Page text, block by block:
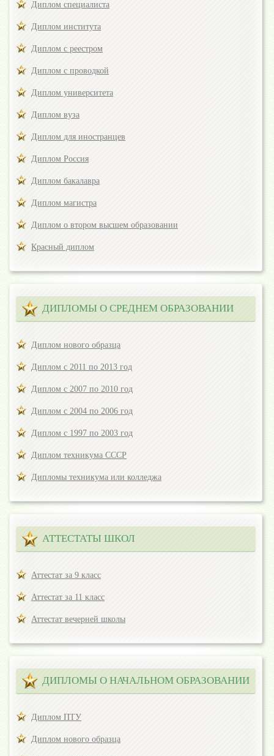
Диплом специалиста
Диплом института
Диплом с реестром
Диплом с проводкой
Диплом университета
Диплом вуза
Диплом для иностранцев
Диплом Россия
Диплом бакалавра
Диплом магистра
Диплом о втором высшем образовании
Красный диплом
ДИПЛОМЫ О СРЕДНЕМ ОБРАЗОВАНИИ
Диплом нового образца
Диплом с 2011 по 2013 год
Диплом с 2007 по 2010 год
Диплом с 2004 по 2006 год
Диплом с 1997 по 2003 год
Диплом техникума СССР
Дипломы техникума или колледжа
АТТЕСТАТЫ ШКОЛ
Аттестат за 9 класс
Аттестат за 11 класс
Аттестат вечерней школы
ДИПЛОМЫ О НАЧАЛЬНОМ ОБРАЗОВАНИИ
Диплом ПТУ
Диплом нового образца